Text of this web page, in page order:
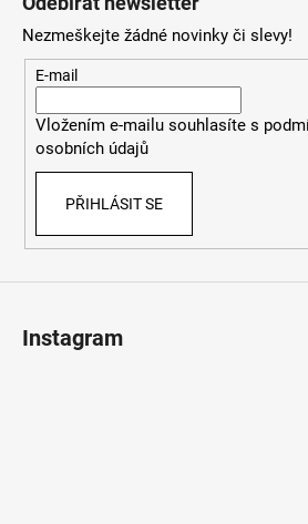
Nezmeškejte žádné novinky či slevy!
E-mail
Vložením e-mailu souhlasíte s
osobních údajů
PŘIHLÁSIT SE
Instagram